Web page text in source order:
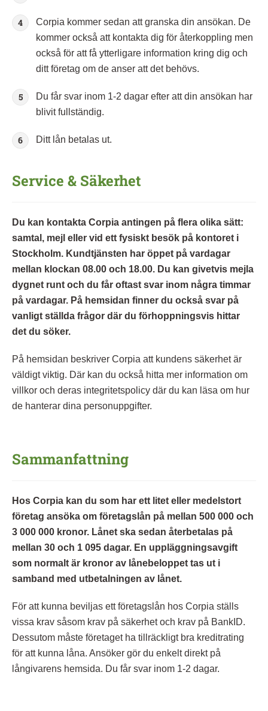
Corpia kommer sedan att granska din ansökan. De
kommer också att kontakta dig för återkoppling men
också för att få ytterligare information kring dig och
ditt företag om de anser att det behövs.
Du får svar inom 1-2 dagar efter att din ansökan har
blivit fullständig.
Ditt lån betalas ut.
Service & Säkerhet
Du kan kontakta Corpia antingen på flera olika sätt:
samtal, mejl eller vid ett fysiskt besök på kontoret i
Stockholm. Kundtjänsten har öppet på vardagar
mellan klockan 08.00 och 18.00. Du kan givetvis mejla
dygnet runt och du får oftast svar inom några timmar
på vardagar. På hemsidan finner du också svar på
vanligt ställda frågor där du förhoppningsvis hittar
det du söker.
På hemsidan beskriver Corpia att kundens säkerhet är
väldigt viktig. Där kan du också hitta mer information om
villkor och deras integritetspolicy där du kan läsa om hur
de hanterar dina personuppgifter.
Sammanfattning
Hos Corpia kan du som har ett litet eller medelstort
företag ansöka om företagslån på mellan 500 000 och
3 000 000 kronor. Lånet ska sedan återbetalas på
mellan 30 och 1 095 dagar. En uppläggningsavgift
som normalt är kronor av lånebeloppet tas ut i
samband med utbetalningen av lånet.
För att kunna beviljas ett företagslån hos Corpia ställs
vissa krav såsom krav på säkerhet och krav på BankID.
Dessutom måste företaget ha tillräckligt bra kreditrating
för att kunna låna. Ansöker gör du enkelt direkt på
långivarens hemsida. Du får svar inom 1-2 dagar.